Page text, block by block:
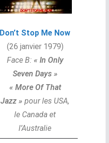
Don’t Stop Me Now
(26 janvier 1979)
Face B: « In Only
Seven Days »
« More Of That
Jazz »pour les USA,
le Canada et
l’Australie